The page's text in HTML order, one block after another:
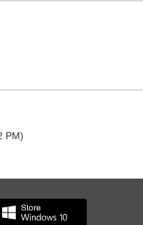
PM)